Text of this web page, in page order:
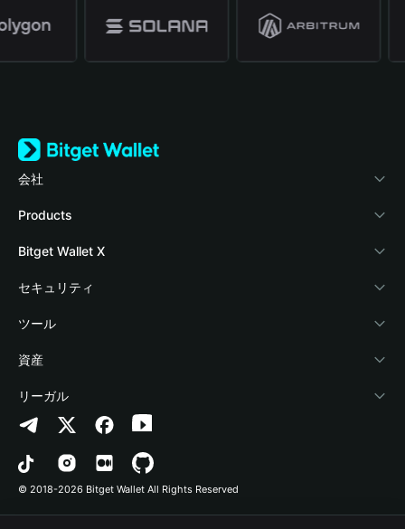
会社
Bitget Walletについて
ブログ
アカデミー
暗号資産ニュース
Help Center
お問い合わせ
ブランドリソース
キャリア
Products
Crypto Card
Stablecoin Earn
Payfi Crypto
Crypto Swap API
Altcoin Season Index
Prediction Markets
DApp
Bitget Wallet X
デベロッパー
ウォレットを接続
Bitget Wallet Pay
プロジェクトを掲載
セキュリティ
保護基金
セキュリティ技術
ツール
暗号資産を購入
認証検出
コントラクト検出
一括送金
資産
Arbitrum
Avalanche
Bitcoin
リーガル
プライバシーポリシー
利用規約
© 2018-2026 Bitget Wallet All Rights Reserved